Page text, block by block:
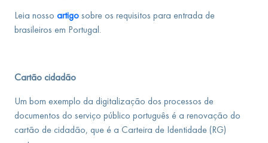
Leia nosso artigo sobre os requisitos para entrada de
brasileiros em Portugal.
Cartão cidadão
Um bom exemplo da digitalização dos processos de
documentos do serviço público português é a renovação do
cartão de cidadão, que é a Carteira de Identidade (RG)